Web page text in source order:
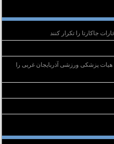
جاکارتا را تکرار کنند
هیات پزشکی ورزشی آذربایجان غربی را